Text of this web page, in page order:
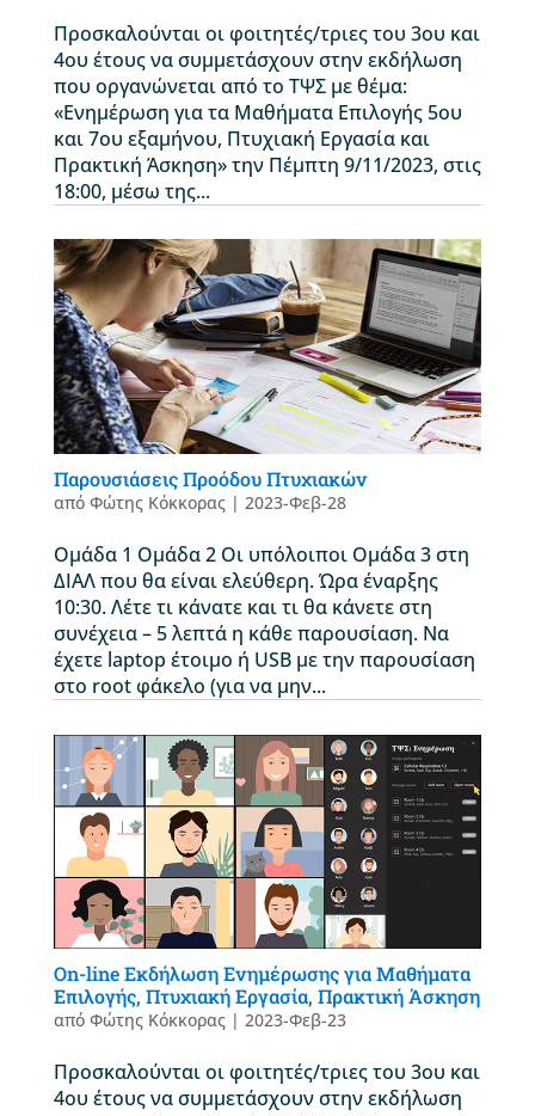
Προσκαλούνται οι φοιτητές/τριες του 3ου και
4ου έτους να συμμετάσχουν στην εκδήλωση
που οργανώνεται από το ΤΨΣ με θέμα:
«Ενημέρωση για τα Μαθήματα Επιλογής 5ου
και 7ου εξαμήνου, Πτυχιακή Εργασία και
Πρακτική Άσκηση» την Πέμπτη 9/11/2023, στις
18:00, μέσω της...
Παρουσιάσεις Προόδου Πτυχιακών
από Φώτης Κόκκορας| 2023-Φεβ-28
Ομάδα 1 Ομάδα 2 Οι υπόλοιποι Ομάδα 3 στη
ΔΙΑΛ που θα είναι ελεύθερη. Ώρα έναρξης
10:30. Λέτε τι κάνατε και τι θα κάνετε στη
συνέχεια – 5 λεπτά η κάθε παρουσίαση. Να
έχετε laptop έτοιμο ή USB με την παρουσίαση
στο root φάκελο (για να μην...
On-line Εκδήλωση Ενημέρωσης για Μαθήματα
Επιλογής, Πτυχιακή Εργασία, Πρακτική Άσκηση
από Φώτης Κόκκορας| 2023-Φεβ-23
Προσκαλούνται οι φοιτητές/τριες του 3ου και
4ου έτους να συμμετάσχουν στην εκδήλωση